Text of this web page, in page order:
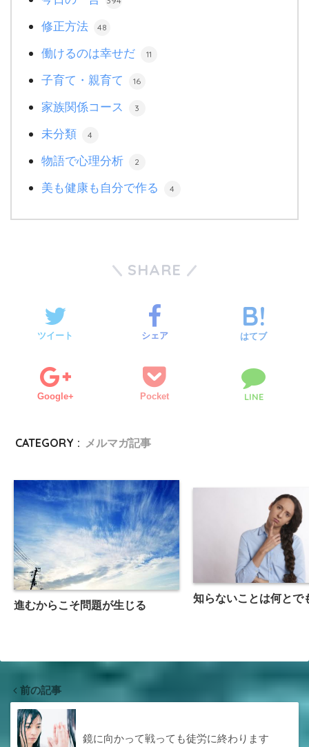
修正方法 48
働けるのは幸せだ 11
子育て・親育て 16
家族関係コース 3
未分類 4
物語で心理分析 2
美も健康も自分で作る 4
SHARE
ツイート シェア はてブ
Google+ Pocket LINE
CATEGORY : メルマガ記事
進むからこそ問題が生じる
知らないことは何とで
前の記事
鏡に向かって戦っても徒労に終わります